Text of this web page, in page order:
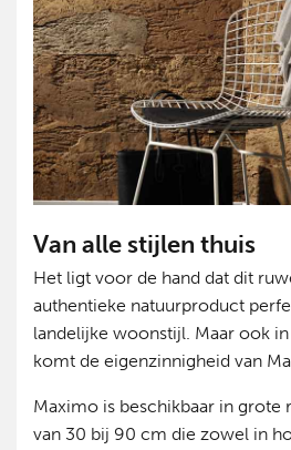
Van alle stijlen thuis
Het ligt voor de hand dat dit
authentieke natuurproduct
landelijke woonstijl. Maar ook
komt de eigenzinnigheid van
Maximo is beschikbaar in grote
van 30 bij 90 cm die zowel in